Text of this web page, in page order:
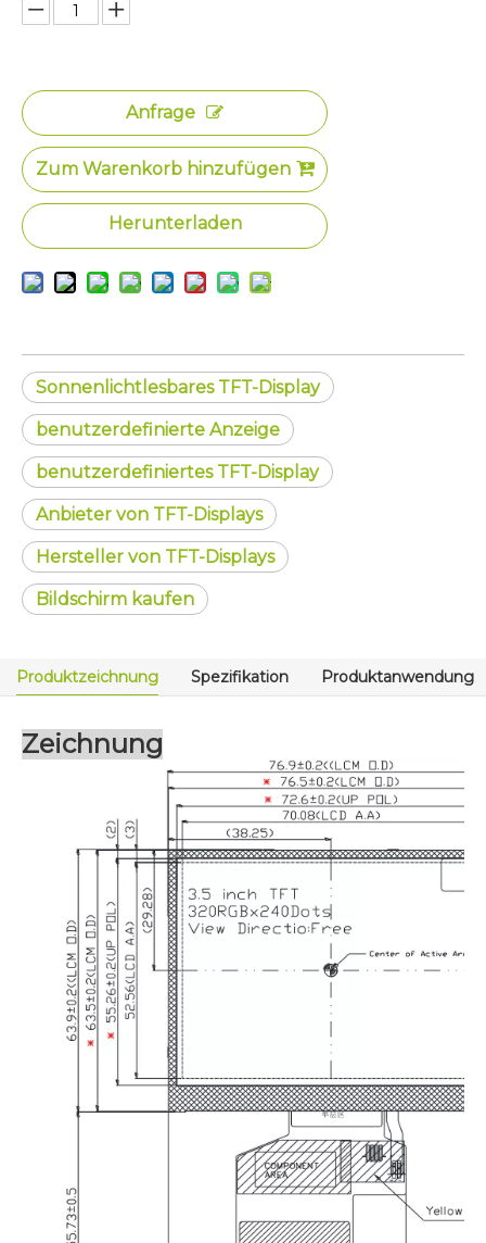
Anfrage
Zum Warenkorb hinzufügen
Herunterladen
Sonnenlichtlesbares TFT-Display
benutzerdefinierte Anzeige
benutzerdefiniertes TFT-Display
Anbieter von TFT-Displays
Hersteller von TFT-Displays
Bildschirm kaufen
Produktzeichnung Spezifikation Produktanwendung
Zeichnung